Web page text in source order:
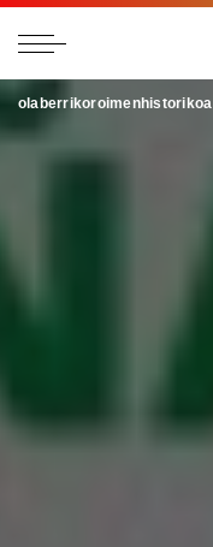
olaberrikoroimenhistorikoa